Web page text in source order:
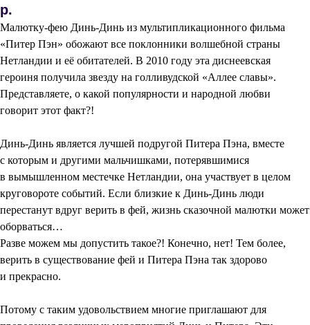
р.
Малютку-фею Динь-Динь из мультипликационного фильма
«Питер Пэн» обожают все поклонники волшебной страны
Нетландии и её обитателей. В 2010 году эта диснеевская
героиня получила звезду на голливудской «Аллее славы».
Представляете, о какой популярности и народной любви
говорит этот факт?!
Динь-Динь является лучшей подругой Питера Пэна, вместе
с которым и другими мальчишками, потерявшимися
в вымышленном местечке Нетландии, она участвует в целом
круговороте событий. Если близкие к Динь-Динь люди
перестанут вдруг верить в фей, жизнь сказочной малютки может
оборваться…
Разве можем мы допустить такое?! Конечно, нет! Тем более,
верить в существование фей и Питера Пэна так здорово
и прекрасно.
Потому с таким удовольствием многие приглашают для